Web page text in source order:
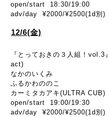
open/start 18:30/19:00
adv/day ¥2000/¥2500(1d別)
12/6(金)
『とっておきの３人組！vol.3』
act)
なかのいくみ
ふるかわののこ
カーミタカアキ(ULTRA CUB)
open/start 19:00/19:30
adv/day ¥2000/¥2500(1d別)